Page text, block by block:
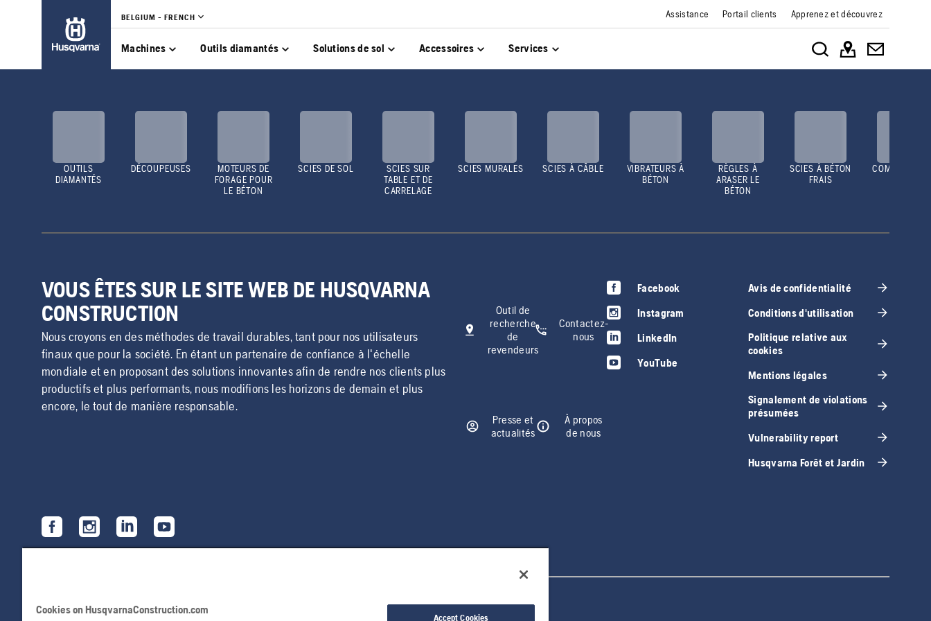
BELGIUM - FRENCH Assistance Portail clients Apprenez et découvrez
Machines Outils diamantés Solutions de sol Accessoires Services
OUTILS
DIAMANTÉS
DÉCOUPEUSES
MOTEURS DE
FORAGE POUR
LE BÉTON
SCIES DE SOL
SCIES SUR
TABLE ET DE
CARRELAGE
SCIES MURALES SCIES À CÂBLE
VIBRATEURS À
BÉTON
RÈGLES À
ARASER LE
BÉTON
SCIES À BÉTON
FRAIS
VOUS ÊTES SUR LE SITE WEB DE HUSQVARNA
CONSTRUCTION
Nous croyons en des méthodes de travail durables, tant pour nos utilisateurs
finaux que pour la société. En étant un partenaire de confiance à l'échelle
mondiale et en proposant des solutions innovantes afin de rendre nos clients plus
productifs et plus performants, nous modifions les horizons de demain et plus
encore, le tout de manière responsable.
Outil de
recherche
de
revendeurs
Contactez-
nous
Presse et
actualités
À propos
de nous
Facebook
Instagram
LinkedIn
YouTube
Avis de confidentialité
Conditions d'utilisation
Politique relative aux
cookies
Mentions légales
Signalement de violations
présumées
Vulnerability report
Husqvarna Forêt et Jardin
Cookies on HusqvarnaConstruction.com
Accept Cookies